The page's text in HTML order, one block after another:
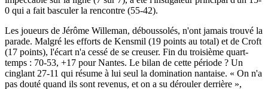
0 qui a fait basculer la rencontre (55-42).
Les joueurs de Jérôme Willeman, déboussolés, n'ont jamais trouvé la
parade. Malgré les efforts de Kensmil (19 points au total) et de Croft
(17 points), l'écart n'a cessé de se creuser. Fin du troisième quart-
temps : 70-53, +17 pour Nantes. Le bilan de cette période ? Un
cinglant 27-11 qui résume à lui seul la domination nantaise. « On n'a
pas douté quand ils sont revenus, et on a su dérouler derrière »,